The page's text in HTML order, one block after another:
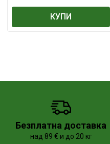
КУПИ
Безплатна доставка
над 89 € и до 20 кг